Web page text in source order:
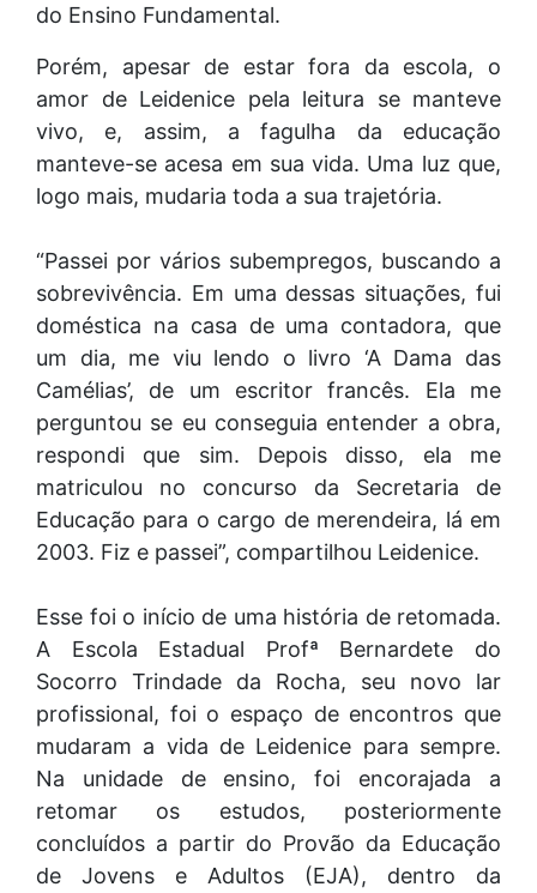
do Ensino Fundamental.
Porém, apesar de estar fora da escola, o
amor de Leidenice pela leitura se manteve
vivo, e, assim, a fagulha da educação
manteve-se acesa em sua vida. Uma luz que,
logo mais, mudaria toda a sua trajetória.
“Passei por vários subempregos, buscando a
sobrevivência. Em uma dessas situações, fui
doméstica na casa de uma contadora, que
um dia, me viu lendo o livro ‘A Dama das
Camélias’, de um escritor francês. Ela me
perguntou se eu conseguia entender a obra,
respondi que sim. Depois disso, ela me
matriculou no concurso da Secretaria de
Educação para o cargo de merendeira, lá em
2003. Fiz e passei”, compartilhou Leidenice.
Esse foi o início de uma história de retomada.
A Escola Estadual Profª Bernardete do
Socorro Trindade da Rocha, seu novo lar
profissional, foi o espaço de encontros que
mudaram a vida de Leidenice para sempre.
Na unidade de ensino, foi encorajada a
retomar os estudos, posteriormente
concluídos a partir do Provão da Educação
de Jovens e Adultos (EJA), dentro da